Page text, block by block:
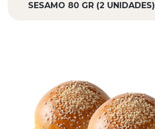
SESAMO 80 GR (2 UNIDADES)